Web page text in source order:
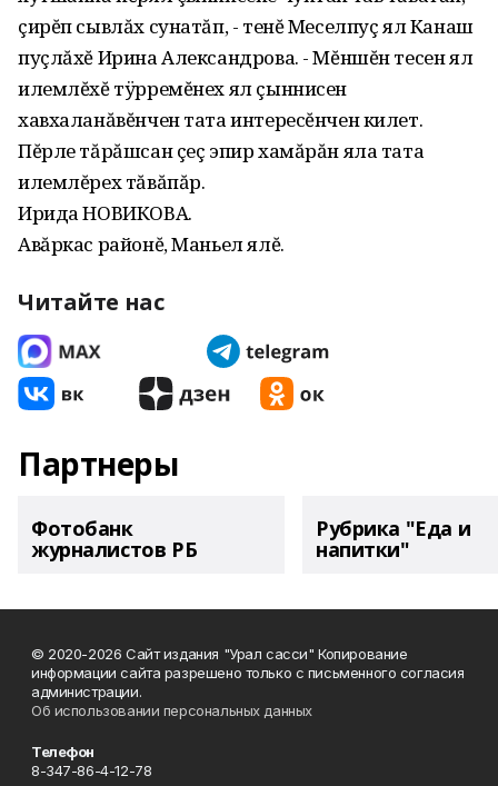
çирĕп сывлăх сунатăп‚ - тенĕ Меселпуç ял Канаш
пуçлăхĕ Ирина Александрова. - Мĕншĕн тесен ял
илемлĕхĕ тÿрремĕнех ял çыннисен
хавхаланăвĕнчен тата интересĕнчен килет.
Пĕрле тăрăшсан çеç эпир хамăрăн яла тата
илемлĕрех тăвăпăр.
Ирида НОВИКОВА.
Авăркас районĕ, Маньел ялĕ.
Читайте нас
Партнеры
Фотобанк
журналистов РБ
Рубрика "Еда и
напитки"
© 2020-2026 Сайт издания "Урал сасси" Копирование
информации сайта разрешено только с письменного согласия
администрации.
Об использовании персональных данных
Телефон
8-347-86-4-12-78